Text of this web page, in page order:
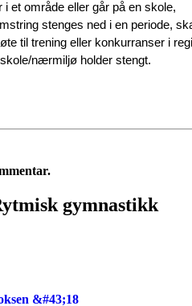
i et område eller går på en skole,
stenges ned i en periode,
til trening eller konkurranser i regi
nærmiljø holder stengt.
gymnastikk
&#43;18